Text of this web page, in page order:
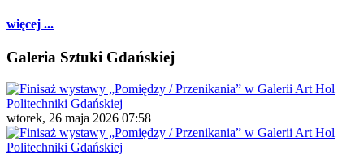
więcej ...
Galeria Sztuki Gdańskiej
wtorek, 26 maja 2026 07:58